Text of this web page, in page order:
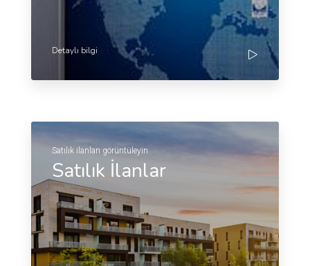
Detaylı bilgi
Satılık ilanları görüntüleyin
Satılık İlanlar